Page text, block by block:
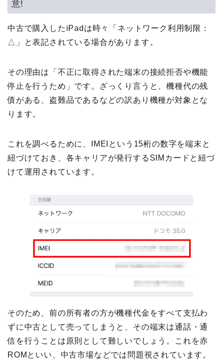
意!
中古で購入したiPadは時々「ネットワーク利用制限：
△」と表記されている場合があります。
その理由は「不正に取得された端末の接続拒否や機能
停止を行うため」です。ざっくり言うと、機種代の残
債がある、盗難品であるなどの訳あり機種が対象とな
ります。
これを調べるために、IMEIという15桁の数字を端末と
紐づけておき、各キャリアが発行するSIMカードと紐づ
けて運用されています。
そのため、前の所有者の方が機種代金をすべて支払わ
ずに中古として売ってしまうと、その端末は通話・通
信を行うことは原則として難しいでしょう。これを赤
ROMといい、中古市場などでは問題視されています。